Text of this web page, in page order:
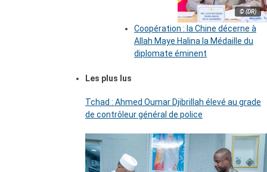
© (DR)
Coopération : la Chine décerne à
Allah Maye Halina la Médaille du
diplomate éminent
Les plus lus
Tchad : Ahmed Oumar Djibrillah élevé au grade
de contrôleur général de police